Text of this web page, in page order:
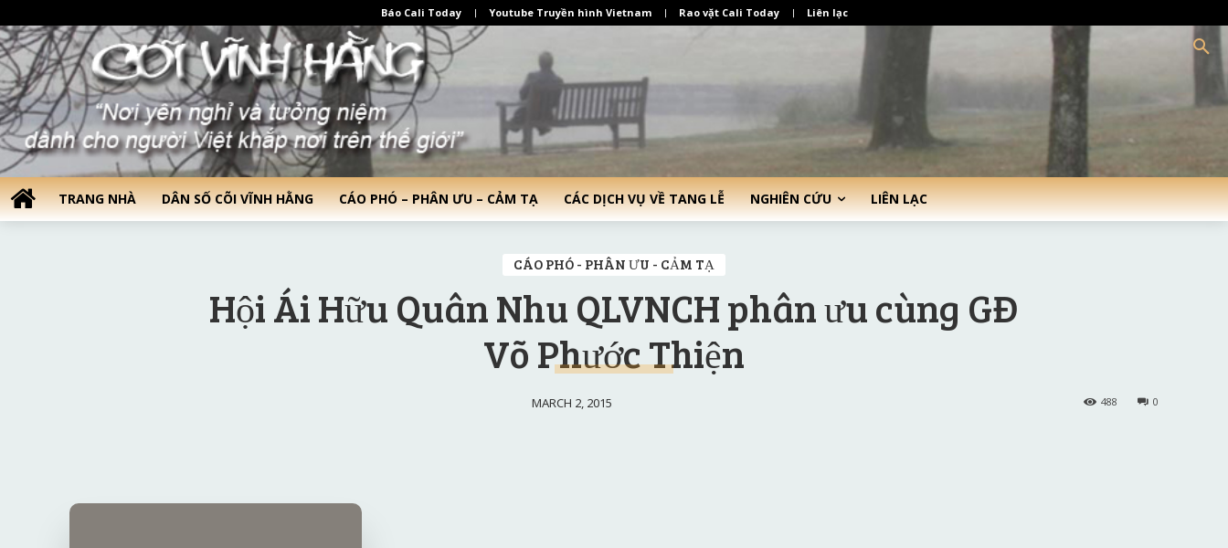
Báo Cali Today Youtube Truyền hình Vietnam Rao vặt Cali Today Liên lạc
TRANG NHÀ DÂN SỐ CÕI VĨNH HẰNG CÁO PHÓ – PHÂN ƯU – CẢM TẠ CÁC DỊCH VỤ VỀ TANG LỄ NGHIÊN CỨU LIÊN LẠC
CÁO PHÓ - PHÂN ƯU - CẢM TẠ
Hội Ái Hữu Quân Nhu QLVNCH phân ưu cùng GĐ
Võ Phước Thiện
MARCH 2, 2015 0
488